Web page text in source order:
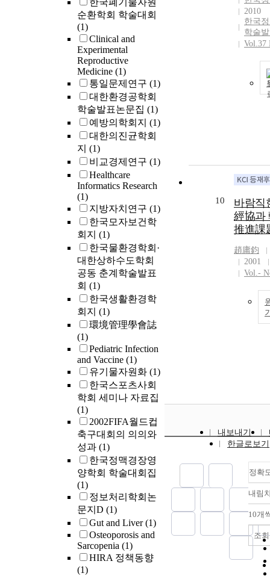
한국폐기물자원
순환학회 학술대회
(1)
Clinical and
Experimental
Reproductive
Medicine (1)
통일문제연구 (1)
대한환경공학회
학술발표논문집 (1)
예방의학회지 (1)
대한의진균학회
지 (1)
비교경제연구 (1)
Healthcare
Informatics Research
(1)
지방자치연구 (1)
한국모자보건학
회지 (1)
한국물환경학회·
대한상하수도학회
공동 춘계학술발표
회 (1)
한국생활환경학
회지 (1)
環境管理學會誌
(1)
Pediatric Infection
and Vaccine (1)
유기물자원화 (1)
한국스포츠사회
학회 세미나 자료집
(1)
2002FIFA월드컵
축구대회의 의의와
성과 (1)
한국정맥경장영
양학회 학술대회집
(1)
정보처리학회논
문지D (1)
Gut and Liver(1)
Osteoporosis and
Sarcopenia (1)
HIRA 정책동향
(1)
2010
한국
학술
Vol.37
10
바람직
經協과
推進課
趙庸鈞
2001
Vol.-
내보내기
한글로보기
정확
내림
10개
조회